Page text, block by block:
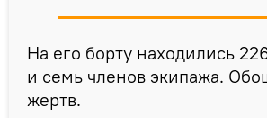
На его борту находились
и семь членов экипажа.
жертв.